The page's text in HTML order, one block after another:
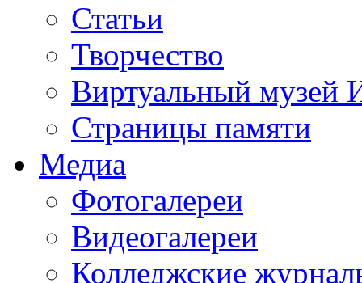
Статьи
Творчество
Виртуальный музей
Страницы памяти
Медиа
Фотогалереи
Видеогалереи
Колледжские